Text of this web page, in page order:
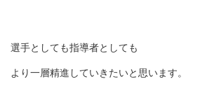
選手としても指導者としても
より一層精進していきたいと思います。